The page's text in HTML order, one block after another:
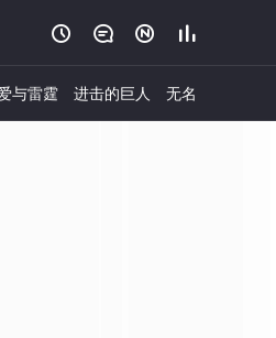
   
与雷霆 进击的巨人 无名